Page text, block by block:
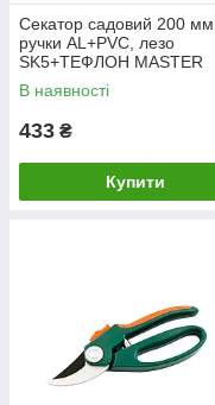
Секатор садовий 200 мм,
ручки AL+PVC, лезо
SK5+ТЕФЛОН MASTER
TOOL 14-6123
В наявності
433 ₴
Купити